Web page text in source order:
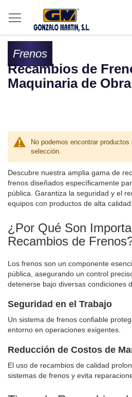
Frenos
Recambios de
Maquinaria de
No podemos encontrar
selección.
Descubre nuestra amplia gama de
frenos diseñados específicamente
pública. Garantiza la seguridad y el
equipos con productos de alta calidad.
¿Por Qué Son
Recambios de
Los frenos son un componente
pública, asegurando un control
detenerse bajo diversas condiciones
Seguridad en el Trabajo
Un sistema de frenos confiable
entorno en operaciones exigentes.
Reducción de Costos de
El uso de recambios de calidad
sistemas de frenos y evita